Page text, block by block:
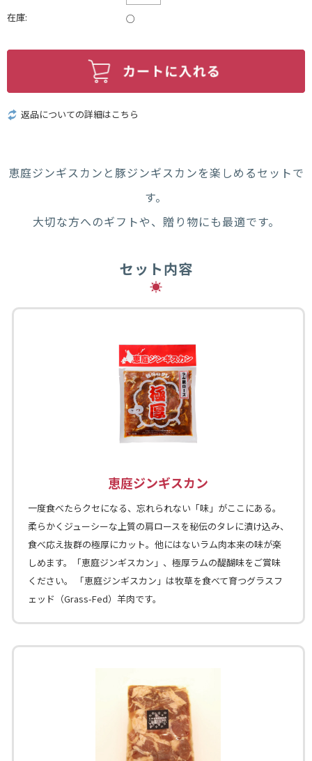
在庫:
○
返品についての詳細はこちら
恵庭ジンギスカンと豚ジンギスカンを楽しめるセットで
す。
大切な方へのギフトや、贈り物にも最適です。
セット内容
恵庭ジンギスカン
一度食べたらクセになる、忘れられない「味」がここにある。
柔らかくジューシーな上質の肩ロースを秘伝のタレに漬け込み、
食べ応え抜群の極厚にカット。他にはないラム肉本来の味が楽
しめます。「恵庭ジンギスカン」、極厚ラムの醍醐味をご賞味
ください。 「恵庭ジンギスカン」は牧草を食べて育つグラスフ
ェッド（Grass-Fed）羊肉です。